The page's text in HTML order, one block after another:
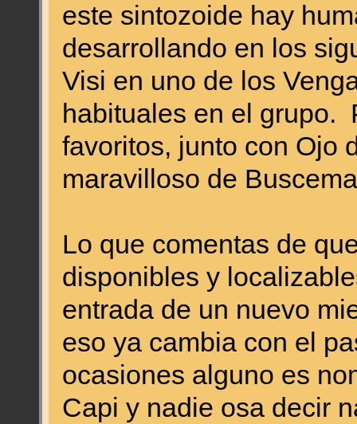
este sintozoide hay
desarrollando en los
Visi en uno de los
habituales en el grupo.
favoritos, junto con Ojo
maravilloso de
Lo que comentas de
disponibles y
entrada de un nuevo
eso ya cambia con el
ocasiones alguno es
Capi y nadie osa decir